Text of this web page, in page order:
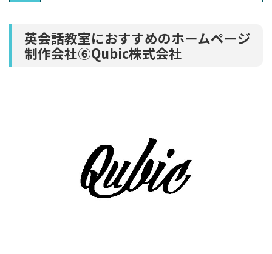
英会話教室におすすめのホームページ
制作会社⑥Qubic株式会社